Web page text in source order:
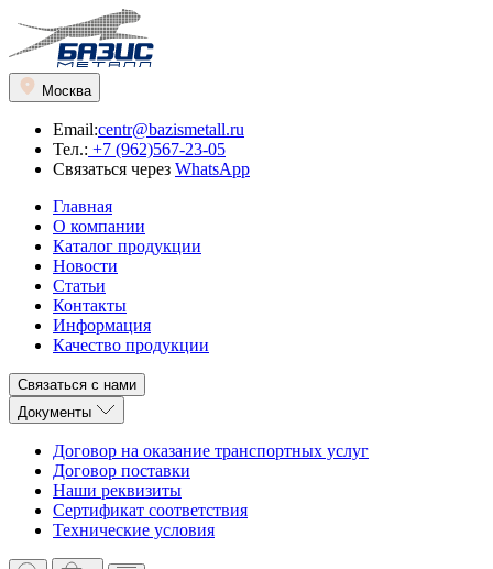
Москва
Email:centr@bazismetall.ru
Тел.: +7 (962)567-23-05
Связаться через WhatsApp
Главная
О компании
Каталог продукции
Новости
Статьи
Контакты
Информация
Качество продукции
Связаться с нами
Документы
Договор на оказание транспортных услуг
Договор поставки
Наши реквизиты
Сертификат соответствия
Технические условия